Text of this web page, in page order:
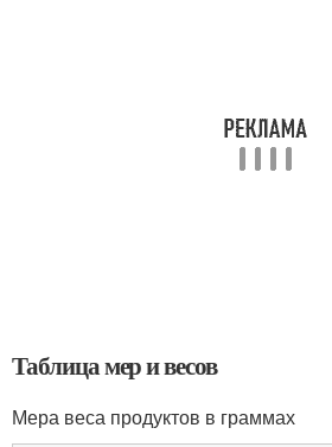
Таблица мер и весов
Мера веса продуктов в граммах